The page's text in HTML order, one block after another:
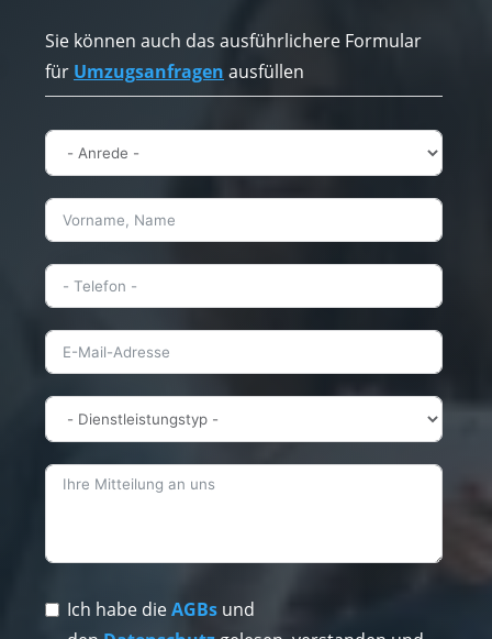
Sie können auch das ausführlichere Formular
für Umzugsanfragen ausfüllen
Ich habe dieAGBs und